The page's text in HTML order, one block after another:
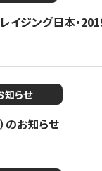
レイジング日本・
知らせ
のお知らせ